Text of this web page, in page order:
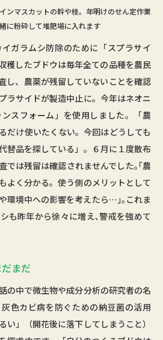
ンマスカットの幹や枝。年明けのせん定作業
に粉砕して堆肥場に入れます
ガラムシ防除のために「スプラサイ
穫したブドウは毎年全ての品種を農民
し、農薬が残留していないことを確認
ラサイドが製造中止に。今年はネオニ
スフォーム」を使用しました。「農
だけ使いたくない。今回はどうしても
替品を探している」。６月に１度散布
では残留は確認されませんでした｡｢農
よく分かる。使う側のメリットとして
環境中への影響を考えたら…｣｡これま
も昨年から徐々に増え､警戒を強めて
まだ
の中で微生物や成分分析の研究者の名
色カビ病を防ぐための納豆菌の活用
い」（開花後に落下してしまうこと）